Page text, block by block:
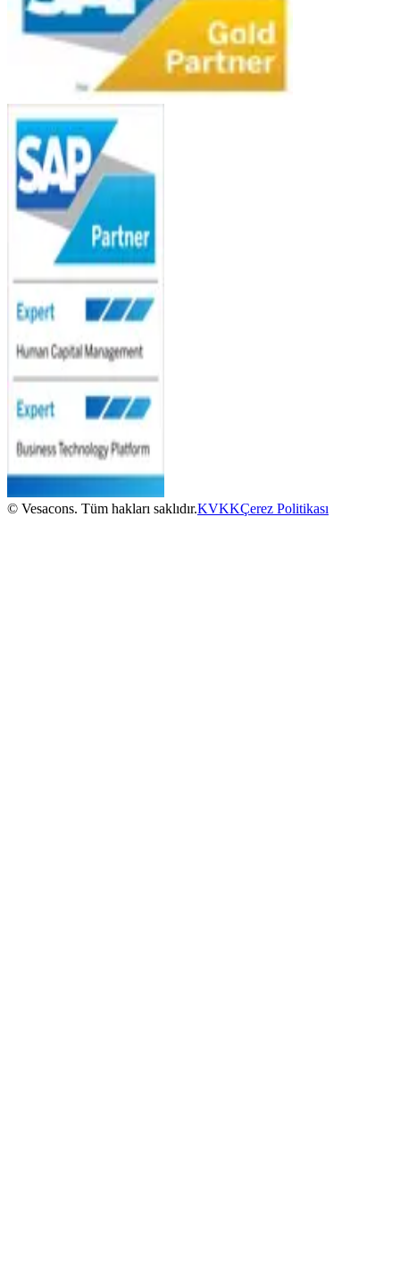
© Vesacons. Tüm hakları saklıdır.KVKKÇerez Politikası